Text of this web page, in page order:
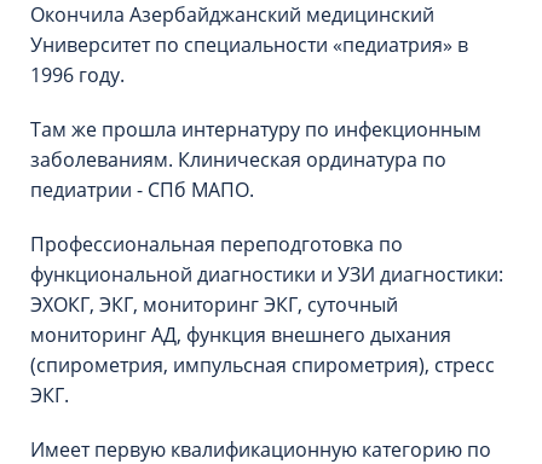
Окончила Азербайджанский медицинский
Университет по специальности «педиатрия» в
1996 году.
Там же прошла интернатуру по инфекционным
заболеваниям. Клиническая ординатура по
педиатрии - СПб МАПО.
Профессиональная переподготовка по
функциональной диагностики и УЗИ диагностики:
ЭХОКГ, ЭКГ, мониторинг ЭКГ, суточный
мониторинг АД, функция внешнего дыхания
(спирометрия, импульсная спирометрия), стресс
ЭКГ.
Имеет первую квалификационную категорию по